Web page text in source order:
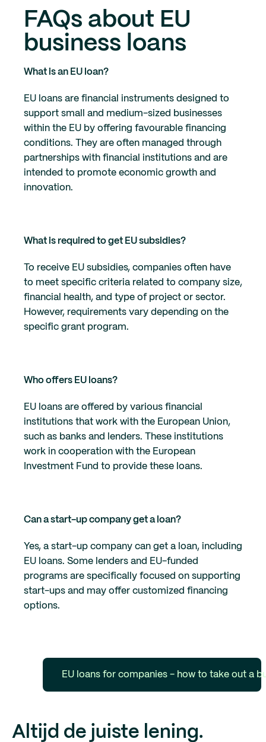
FAQs about EU
business loans
What is an EU loan?
EU loans are financial instruments designed to
support small and medium-sized businesses
within the EU by offering favourable financing
conditions. They are often managed through
partnerships with financial institutions and are
intended to promote economic growth and
innovation.
What is required to get EU subsidies?
To receive EU subsidies, companies often have
to meet specific criteria related to company size,
financial health, and type of project or sector.
However, requirements vary depending on the
specific grant program.
Who offers EU loans?
EU loans are offered by various financial
institutions that work with the European Union,
such as banks and lenders. These institutions
work in cooperation with the European
Investment Fund to provide these loans.
Can a start-up company get a loan?
Yes, a start-up company can get a loan, including
EU loans. Some lenders and EU-funded
programs are specifically focused on supporting
start-ups and may offer customized financing
options.
EU loans for companies - how to take out a
Altijd de juiste lening.